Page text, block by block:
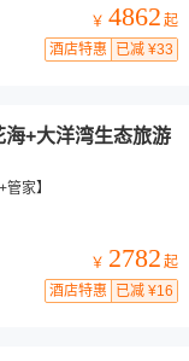
￥ 4862 起
酒店特惠
已减 ¥33
+大洋湾生态旅游
家】
￥ 2782 起
酒店特惠
已减 ¥16